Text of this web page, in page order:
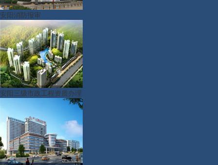
安阳消防报审
安阳三级市政工程资质办理